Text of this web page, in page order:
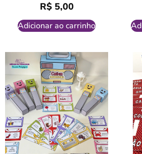
R$5,00
Adicionar ao carrinho